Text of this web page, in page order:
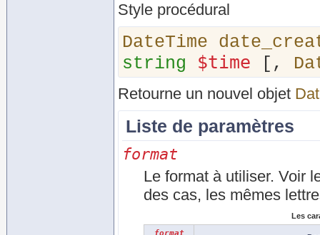
Style procédural
DateTime
string
$time [,
Retourne un nouvel objet
Liste de paramètres
format
Le format à utiliser. Voir
des cas, les mêmes
Les